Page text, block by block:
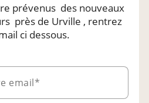
prévenus des nouveaux
près de Urville , rentrez
ci dessous.
email*